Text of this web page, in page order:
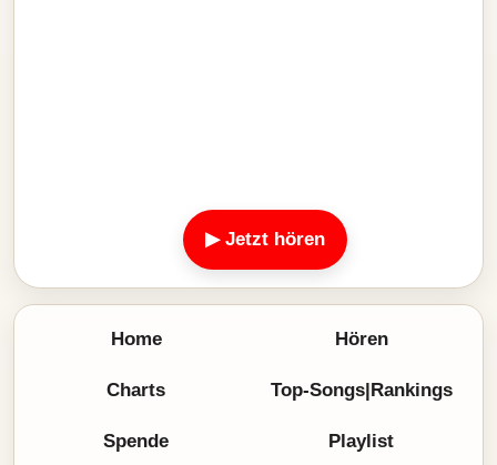
▶ Jetzt hören
Home Hören
Charts Top-Songs|Rankings
Spende Playlist